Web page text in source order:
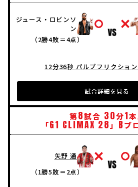
ジュース・ロビンソ
ン
（2勝4敗＝4点）
12分36秒 パルプフリクショ
試合詳細を見る
第8試合 30分1
「G1 CLIMAX 28」 Bブ
矢野 通
（1勝5敗＝2点）